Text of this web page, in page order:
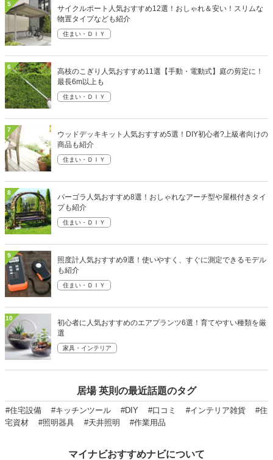
5
サイクルポート人気おすすめ12選！おしゃれ＆安い！スリムな
物置タイプなども紹介
住まい・ＤＩＹ
6
高枝のこぎり人気おすすめ11選【手動・電動式】庭の剪定に！
最長6m以上も
住まい・ＤＩＹ
7
ウッドデッキキット人気おすすめ5選！DIY初心者?上級者向けの
商品も紹介
住まい・ＤＩＹ
8
パーゴラ人気おすすめ8選！おしゃれなアーチ型や屋根付きタイ
プも紹介
住まい・ＤＩＹ
9
照度計人気おすすめ9選！使いやすく、すぐに測定できるモデル
も紹介
住まい・ＤＩＹ
10
初心者に人気おすすめのエアプランツ6選！育てやすい種類を厳
選
家具・インテリア
居場 英則の最近話題のタグ
#住宅設備 #キッチンツール #DIY #口コミ #インテリア雑貨
#住
宅資材
#照明器具 #天井照明 #作業用品
マイナビおすすめナビについて